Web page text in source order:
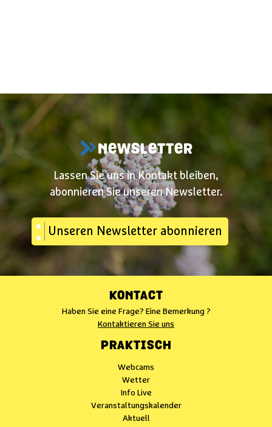
NEWSLETTER
Lassen Sie uns in Kontakt bleiben,
abonnieren Sie unseren Newsletter.
Unseren Newsletter abonnieren
KONTACT
Haben Sie eine Frage? Eine Bemerkung ?
Kontaktieren Sie uns
PRAKTISCH
Webcams
Wetter
Info Live
Veranstaltungskalender
Aktuell